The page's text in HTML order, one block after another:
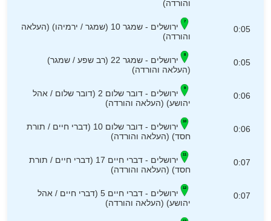
והורדה)
0:05
ירושלים - שמגר 10 (שמגר / ירמיהו) (העלאה
והורדה)
0:05
ירושלים - שמגר 22 (רב שפע / שמגר)
(העלאה והורדה)
0:06
ירושלים - דובר שלום 2 (דובר שלום / אהל
יהושע) (העלאה והורדה)
0:06
ירושלים - דובר שלום 10 (דברי חיים / תורת
חסד) (העלאה והורדה)
0:07
ירושלים - דברי חיים 17 (דברי חיים / תורת
חסד) (העלאה והורדה)
0:07
ירושלים - דברי חיים 5 (דברי חיים / אהל
יהושע) (העלאה והורדה)